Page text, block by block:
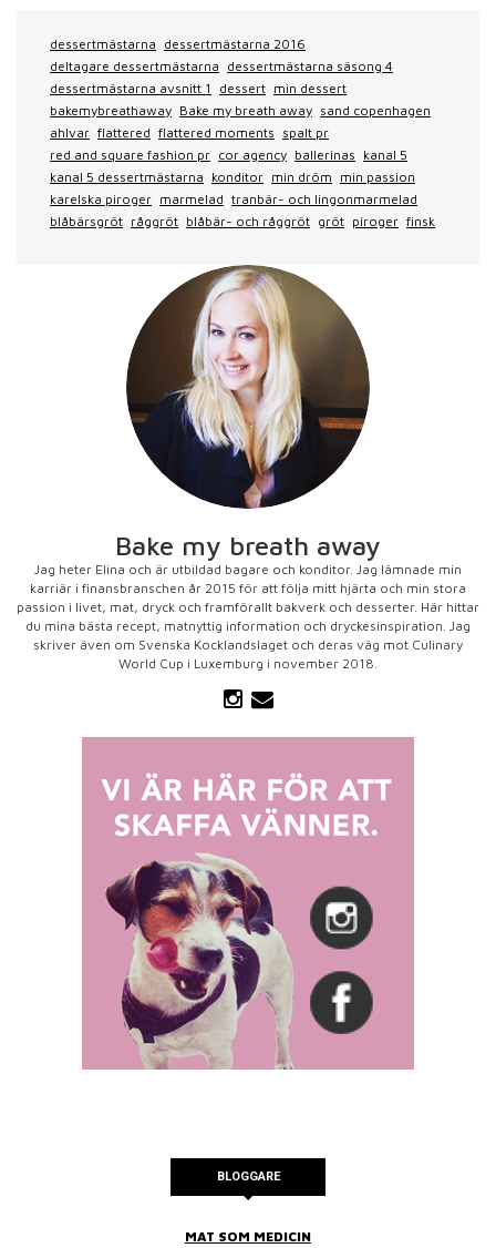
dessertmästarna dessertmästarna 2016
deltagare dessertmästarna dessertmästarna säsong 4
dessertmästarna avsnitt 1
dessert min dessert
bakemybreathaway Bake my breath away sand copenhagen
ahlvar flattered flattered moments spalt pr
red and square fashion pr cor agency ballerinas kanal 5
kanal 5 dessertmästarna konditor min dröm min passion
karelska piroger marmelad tranbär- och lingonmarmelad
blåbärsgröt råggröt blåbär- och råggröt gröt piroger finsk
Bake my breath away
Jag heter Elina och är utbildad bagare och konditor. Jag lämnade min
karriär i finansbranschen år 2015 för att följa mitt hjärta och min stora
passion i livet, mat, dryck och framförallt bakverk och desserter. Här hittar
du mina bästa recept, matnyttig information och dryckesinspiration. Jag
skriver även om Svenska Kocklandslaget och deras väg mot Culinary
World Cup i Luxemburg i november 2018.
BLOGGARE
MAT SOM MEDICIN